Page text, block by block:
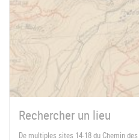
Rechercher un lieu
De multiples sites 14-18 du Chemin